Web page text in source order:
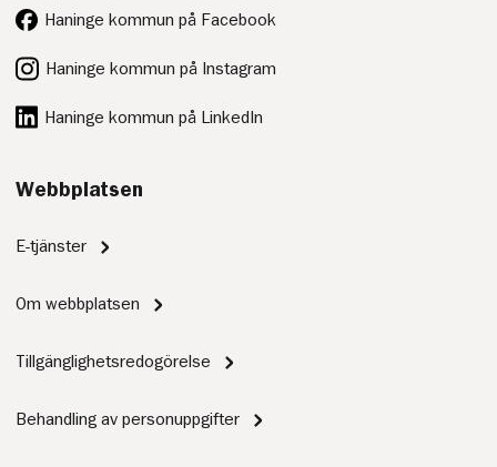
Haninge kommun på Facebook
Haninge kommun på Instagram
Haninge kommun på LinkedIn
Webbplatsen
E-tjänster
Om webbplatsen
Tillgänglighetsredogörelse
Behandling av personuppgifter